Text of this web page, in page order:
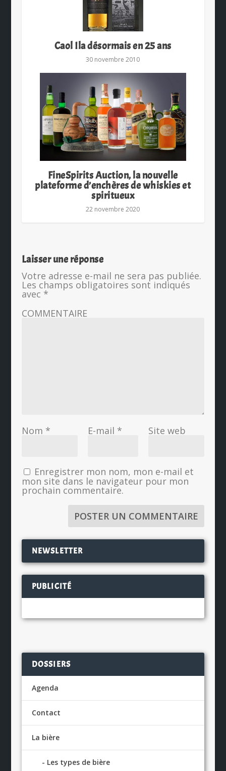
Caol Ila désormais en 25 ans
30 novembre 2010
FineSpirits Auction, la nouvelle
plateforme d’enchères de whiskies et
spiritueux
22 novembre 2020
Laisser une réponse
Votre adresse e-mail ne sera pas publiée.
Les champs obligatoires sont indiqués
avec *
COMMENTAIRE
Nom * E-mail * Site web
Enregistrer mon nom, mon e-mail et
mon site dans le navigateur pour mon
prochain commentaire.
NEWSLETTER
PUBLICITÉ
DOSSIERS
Agenda
Contact
La bière
Les types de bière